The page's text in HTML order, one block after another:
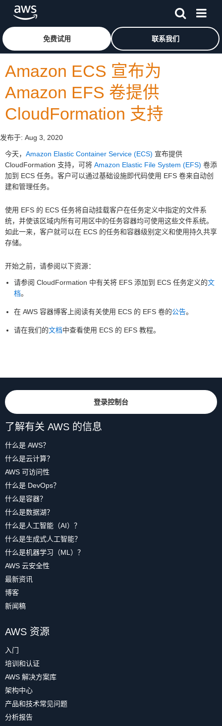
跳至主要内容
免费试用 联系我们
Amazon ECS 宣布为
Amazon EFS 卷提供
CloudFormation 支持
发布于: Aug 3, 2020
今天， Amazon Elastic Container Service (ECS) 宣布提供
CloudFormation 支持，可将 Amazon Elastic File System (EFS) 卷添
加到 ECS 任务。客户可以通过基础设施即代码使用 EFS 卷来自动创
建和管理任务。
使用 EFS 的 ECS 任务将自动挂载客户在任务定义中指定的文件系
统，并使该区域内所有可用区中的任务容器均可使用这些文件系统。
如此一来，客户就可以在 ECS 的任务和容器级别定义和使用持久共享
存储。
开始之前，请参阅以下资源：
请参阅 CloudFormation 中有关将 EFS 添加到 ECS 任务定义的文
档。
在 AWS 容器博客上阅读有关使用 ECS 的 EFS 卷的公告。
请在我们的文档中查看使用 ECS 的 EFS 教程。
登录控制台
了解有关 AWS 的信息
什么是 AWS？
什么是云计算？
AWS 可访问性
什么是 DevOps？
什么是容器？
什么是数据湖？
什么是人工智能（AI）？
什么是生成式人工智能？
什么是机器学习（ML）？
AWS 云安全性
最新资讯
博客
新闻稿
AWS 资源
入门
培训和认证
AWS 解决方案库
架构中心
产品和技术常见问题
分析报告